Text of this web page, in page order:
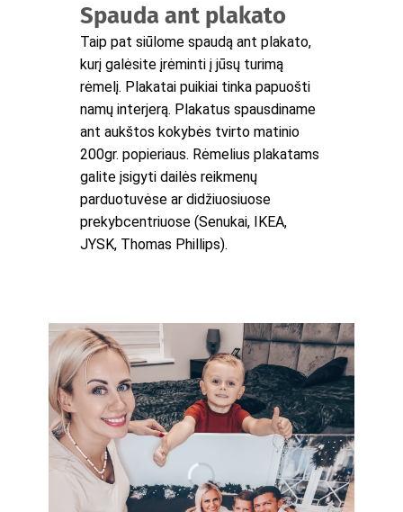
Spauda ant plakato
Taip pat siūlome spaudą ant plakato,
kurį galėsite įrėminti į jūsų turimą
rėmelį. Plakatai puikiai tinka papuošti
namų interjerą. Plakatus spausdiname
ant aukštos kokybės tvirto matinio
200gr. popieriaus. Rėmelius plakatams
galite įsigyti dailės reikmenų
parduotuvėse ar didžiuosiuose
prekybcentriuose (Senukai, IKEA,
JYSK, Thomas Phillips).